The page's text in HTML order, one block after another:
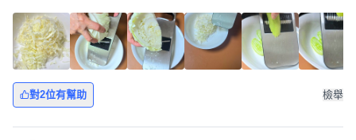
對2位有幫助 檢舉